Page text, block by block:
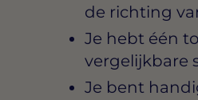
de richting
Je hebt één
vergelijkbare
Je bent